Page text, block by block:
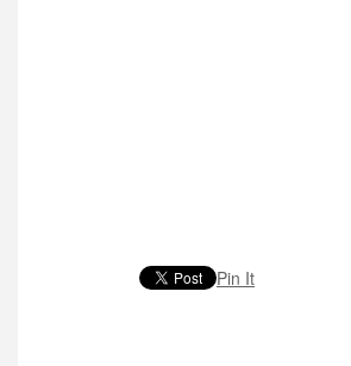
Pin It